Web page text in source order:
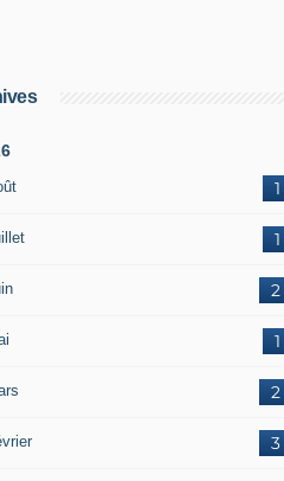
1
1
2
1
2
3